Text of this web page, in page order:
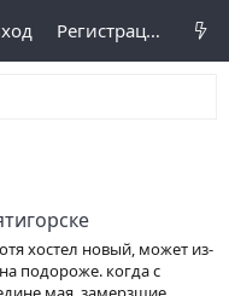
Регистрация
хостел новый, может из-
подороже. когда с